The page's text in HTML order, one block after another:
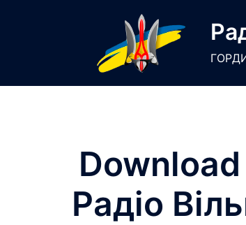
Радіо